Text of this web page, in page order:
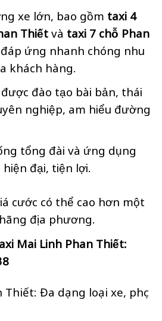
xe lớn, bao gồm taxi 4
Thiếtvà taxi 7 chỗ Phan
ứng nhanh chóng nhu
khách hàng.
đào tạo bài bản, thái
nghiệp, am hiểu đường
tổng đài và ứng dụng
đại, tiện lợi.
cước có thể cao hơn một
địa phương.
Mai Linh Phan Thiết:
Thiết: Đa dạng loại xe, phục